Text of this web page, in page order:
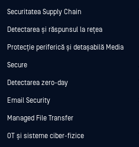
Securitatea Supply Chain
Detectarea și răspunsul la rețea
Protecție periferică și detașabilă Media
Secure
Detectarea zero-day
Email Security
Managed File Transfer
OT și sisteme ciber-fizice